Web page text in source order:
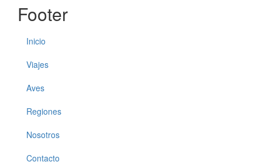
Footer
Inicio
Viajes
Aves
Regiones
Nosotros
Contacto